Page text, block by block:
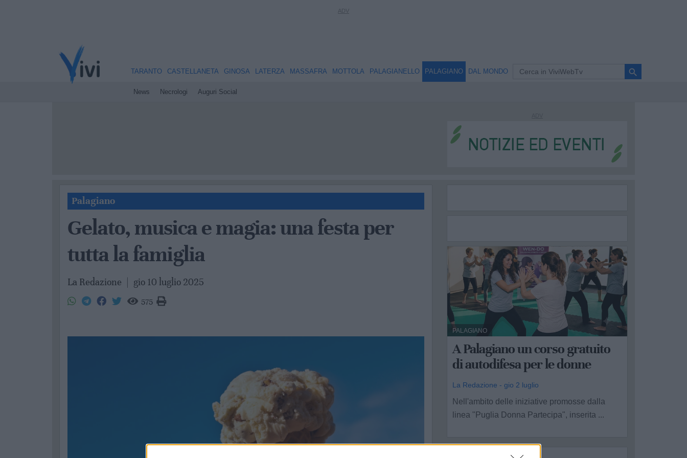
TARANTO CASTELLANETA GINOSA LATERZA MASSAFRA MOTTOLA PALAGIANELLO PALAGIANO
News Necrologi Auguri Social
DAL MONDO search
Palagiano
Gelato, musica e magia: una festa per
tutta la famiglia
La Redazione gio 10 luglio 2025
575
PALAGIANO
A Palagiano un corso gratuito
di autodifesa per le donne
La Redazione - gio 2 luglio
Nell'ambito delle iniziative promosse dalla
linea "Puglia Donna Partecipa", inserita ...